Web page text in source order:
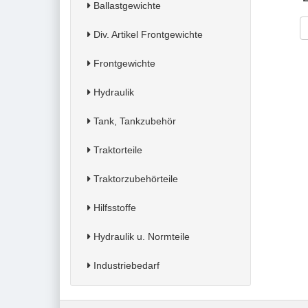
Ballastgewichte
Div. Artikel Frontgewichte
Frontgewichte
Hydraulik
Tank, Tankzubehör
Traktorteile
Traktorzubehörteile
Hilfsstoffe
Hydraulik u. Normteile
Industriebedarf